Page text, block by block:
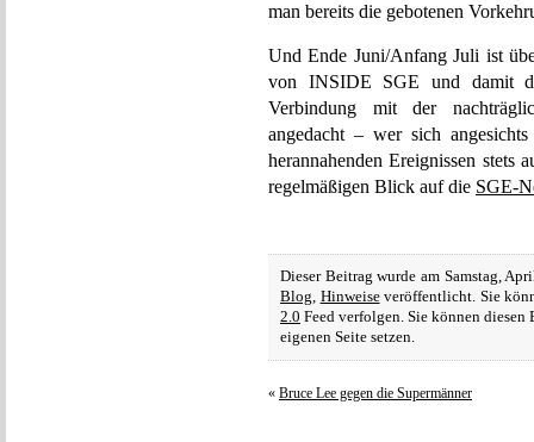
man bereits die gebotenen
Und Ende Juni/Anfang Juli ist
von INSIDE SGE und damit
Verbindung mit der
angedacht – wer sich
herannahenden Ereignissen stets
regelmäßigen Blick auf die SGE-
Dieser Beitrag wurde am Samstag,
Blog, Hinweiseveröffentlicht. Sie
2.0 Feed verfolgen. Sie können diesen
eigenen Seite setzen.
« Bruce Lee gegen die Supermänner